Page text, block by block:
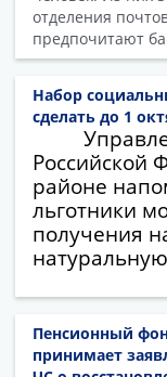
отделения
предпочитают
Набор
сделать до 1
Российской
районе
льготники
получения
Пенсионный
принимает